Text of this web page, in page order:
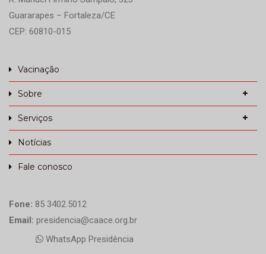
Guararapes – Fortaleza/CE
CEP: 60810-015
Vacinação
Sobre
Serviços
Notícias
Fale conosco
Fone: 85 3402.5012
Email: presidencia@caace.org.br
WhatsApp Presidência